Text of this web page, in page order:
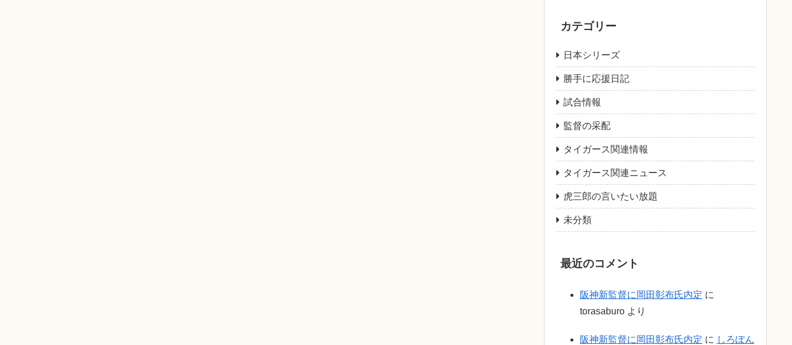
カテゴリー
日本シリーズ
勝手に応援日記
試合情報
監督の采配
タイガース関連情報
タイガース関連ニュース
虎三郎の言いたい放題
未分類
最近のコメント
阪神新監督に岡田彰布氏内定 に
torasaburo より
阪神新監督に岡田彰布氏内定 に しろぽん